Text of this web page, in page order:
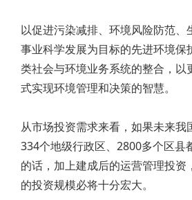
以促进污染减排、环境风险防范、
事业科学发展为目标的先进环境保
类社会与环境业务系统的整合，以
式实现环境管理和决策的智慧。
从市场投资需求来看，如果未来我
334个地级行政区、2800多个区县
的话，加上建成后的运营管理投资
的投资规模必将十分宏大。